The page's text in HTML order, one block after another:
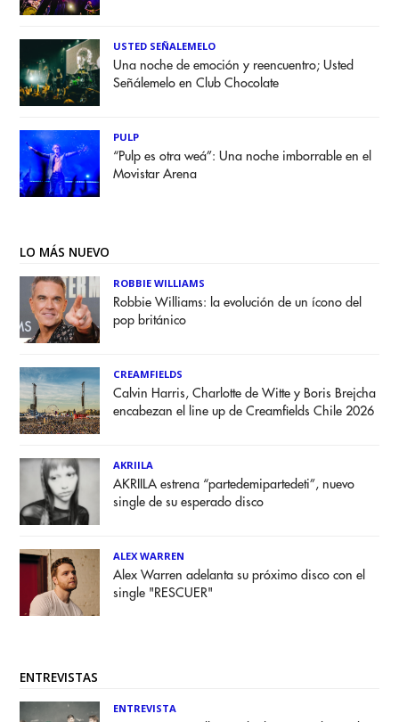
USTED SEÑALEMELO
Una noche de emoción y reencuentro; Usted
Señálemelo en Club Chocolate
PULP
“Pulp es otra weá”: Una noche imborrable en el
Movistar Arena
LO MÁS NUEVO
ROBBIE WILLIAMS
Robbie Williams: la evolución de un ícono del
pop británico
CREAMFIELDS
Calvin Harris, Charlotte de Witte y Boris Brejcha
encabezan el line up de Creamfields Chile 2026
AKRIILA
AKRIILA estrena “partedemipartedeti”, nuevo
single de su esperado disco
ALEX WARREN
Alex Warren adelanta su próximo disco con el
single "RESCUER"
ENTREVISTAS
ENTREVISTA